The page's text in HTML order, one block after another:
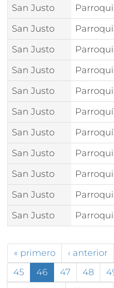
San Justo
San Justo
San Justo
San Justo
San Justo
San Justo
San Justo
San Justo
San Justo
San Justo
San Justo
« primero ‹ anterior
45
46 47 48